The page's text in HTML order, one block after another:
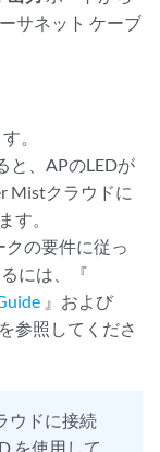
サネット ケーブ
。
と、APのLEDが
Mistクラウドに
す。
の要件に従っ
には、『
』および
参照してくださ
ウドに接続
を使用して